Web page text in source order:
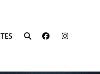
SEARCHFACEBOOK